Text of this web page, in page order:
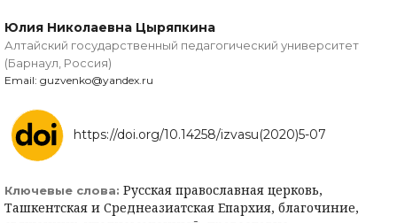
Юлия Николаевна Цыряпкина
Алтайский государственный педагогический университет
(Барнаул, Россия)
Email: guzvenko@yandex.ru
https://doi.org/10.14258/izvasu(2020)5-07
Ключевые слова: Русская православная церковь,
Ташкентская и Среднеазиатская Епархия, благочиние,